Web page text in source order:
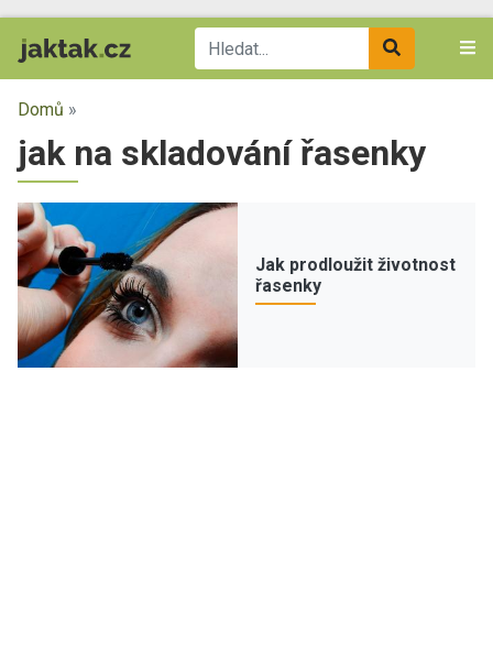
Domů »
jak na skladování řasenky
Jak prodloužit životnost
řasenky